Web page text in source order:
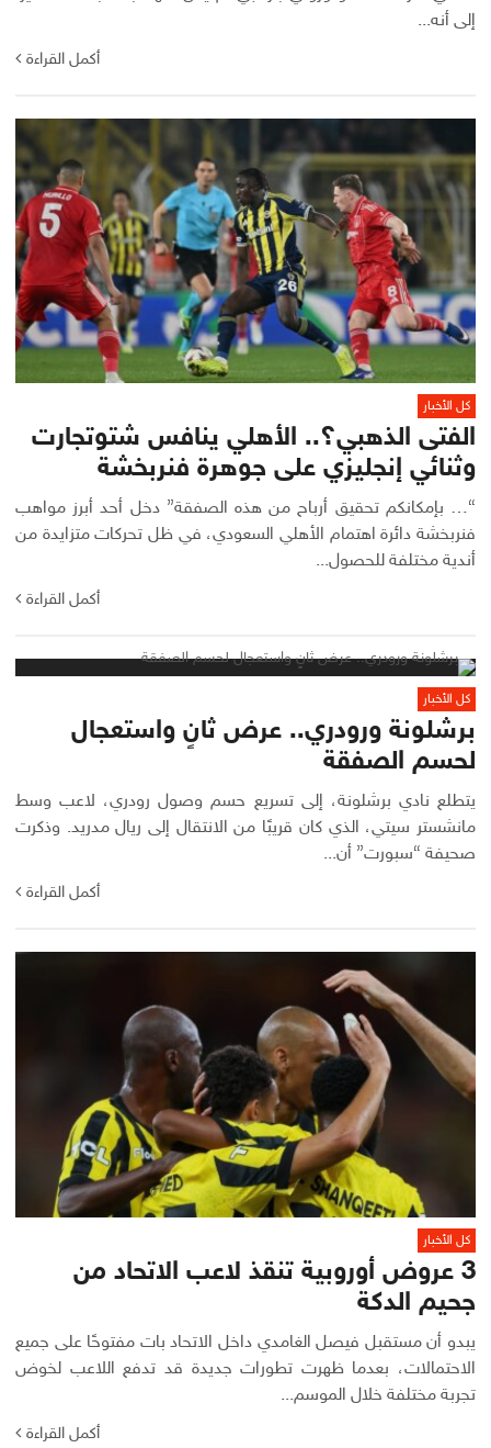
إلى أنه...
أكمل القراءة
كل الأخبار
الفتى الذهبي؟.. الأهلي ينافس شتوتجارت
وثنائي إنجليزي على جوهرة فنربخشة
“… بإمكانكم تحقيق أرباح من هذه الصفقة” دخل أحد أبرز مواهب
فنربخشة دائرة اهتمام الأهلي السعودي، في ظل تحركات متزايدة من
أندية مختلفة للحصول...
أكمل القراءة
كل الأخبار
برشلونة ورودري.. عرض ثانٍ واستعجال
لحسم الصفقة
يتطلع نادي برشلونة، إلى تسريع حسم وصول رودري، لاعب وسط
مانشستر سيتي، الذي كان قريبًا من الانتقال إلى ريال مدريد. وذكرت
صحيفة “سبورت” أن...
أكمل القراءة
كل الأخبار
3 عروض أوروبية تنقذ لاعب الاتحاد من
جحيم الدكة
يبدو أن مستقبل فيصل الغامدي داخل الاتحاد بات مفتوحًا على جميع
الاحتمالات، بعدما ظهرت تطورات جديدة قد تدفع اللاعب لخوض
تجربة مختلفة خلال الموسم...
أكمل القراءة